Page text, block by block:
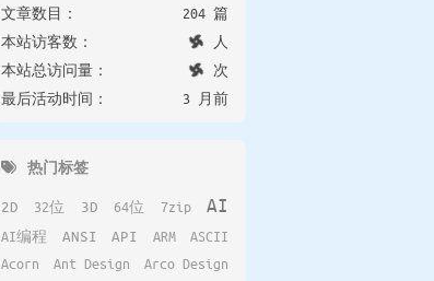
文章数目：
204 篇
本站访客数：
人
本站总访问量：
次
最后活动时间：
3 月前
热门标签
2D 32位 3D 64位 7zip AI
AI编程 ANSI API ARM
ASCII
Acorn
Ant Design
Arco Design